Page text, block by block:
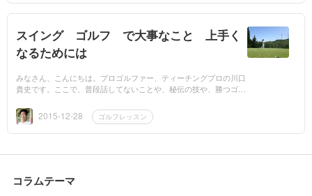
スイング ゴルフ で大事なこと 上手く
なるためには
みなさん、こんにちは。プロゴルファー、ティーチングプロの川口
貴史です。ここで、普段話してないことや、秘伝の技や、勝つゴル
い致します...2015-12-28 ゴルフレッスン
コラムテーマ